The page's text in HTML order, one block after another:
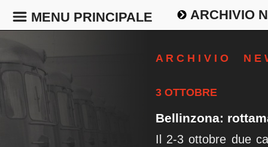
MENU PRINCIPALE ARCHIVIO
A R C H I V I O N E
3 OTTOBRE
Bellinzona:
Il 2-3 ottobre due